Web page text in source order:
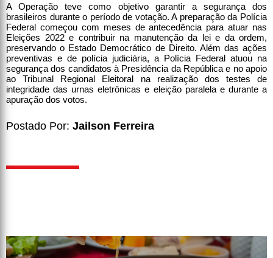
A Operação teve como objetivo garantir a segurança dos
brasileiros durante o período de votação. A preparação da Polícia
Federal começou com meses de antecedência para atuar nas
Eleições 2022 e contribuir na manutenção da lei e da ordem,
preservando o Estado Democrático de Direito. Além das ações
preventivas e de polícia judiciária, a Polícia Federal atuou na
segurança dos candidatos à Presidência da República e no apoio
ao Tribunal Regional Eleitoral na realização dos testes de
integridade das urnas eletrônicas e eleição paralela e durante a
apuração dos votos.
Postado Por: Jailson Ferreira